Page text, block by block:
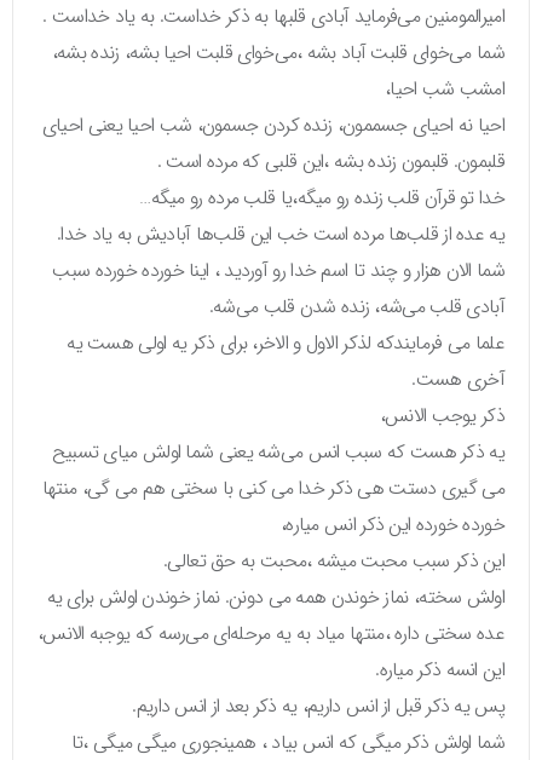
امیرالمومنین می‌فرماید آبادی قلبها به ذکر خداست. به یاد خداست .
شما می‌خوای قلبت آباد بشه ،می‌خوای قلبت احیا بشه، زنده بشه،
امشب شب احیا،
احیا نه احیای جسممون، زنده کردن جسمون، شب احیا یعنی احیای
قلبمون. قلبمون زنده بشه ،این قلبی که مرده است .
خدا تو قرآن قلب زنده رو میگه،یا قلب مرده رو میگه…
یه عده از قلب‌ها مرده است خب این قلب‌ها آبادیش به یاد خدا.
شما الان هزار و چند تا اسم خدا رو آوردید ، اینا خورده خورده سبب
آبادی قلب می‌شه، زنده شدن قلب می‌شه.
علما می فرمایندکه لذکر الاول و الاخر، برای ذکر یه اولی هست یه
آخری هست.
ذکر یوجب الانس،
یه ذکر هست که سبب انس می‌شه یعنی شما اولش میای تسبیح
می گیری دستت هی ذکر خدا می کنی با سختی هم می گی، منتها
خورده خورده این ذکر انس میاره،
این ذکر سبب محبت میشه ،محبت به حق تعالی.
اولش سخته، نماز خوندن همه می دونن. نماز خوندن اولش برای یه
عده سختی داره ،منتها میاد به یه مرحله‌ای می‌رسه که یوجبه الانس،
این انسه ذکر میاره.
پس یه ذکر قبل از انس داریم، یه ذکر بعد از انس داریم.
شما اولش ذکر میگی که انس بیاد ، همینجوری میگی میگی ،تا